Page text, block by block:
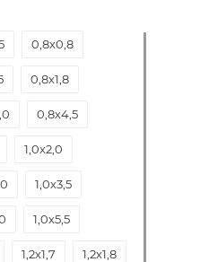
0,8х0,8
0,8х1,8
0,8х4,5
1,0х2,0
1,0х3,5
1,0х5,5
1,2х1,7 1,2х1,8